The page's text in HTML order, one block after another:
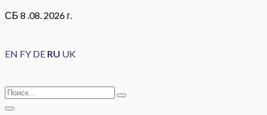
СБ 8 .08. 2026 г.
EN FY DE RU UK